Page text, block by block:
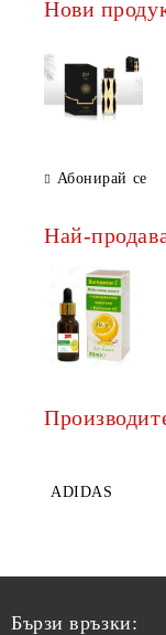
Нови
Абонирай се
Най-
ADIDAS
Бързи връзки: